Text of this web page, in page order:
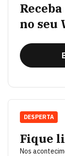
no seu
Fique
Nos
DESPERTA